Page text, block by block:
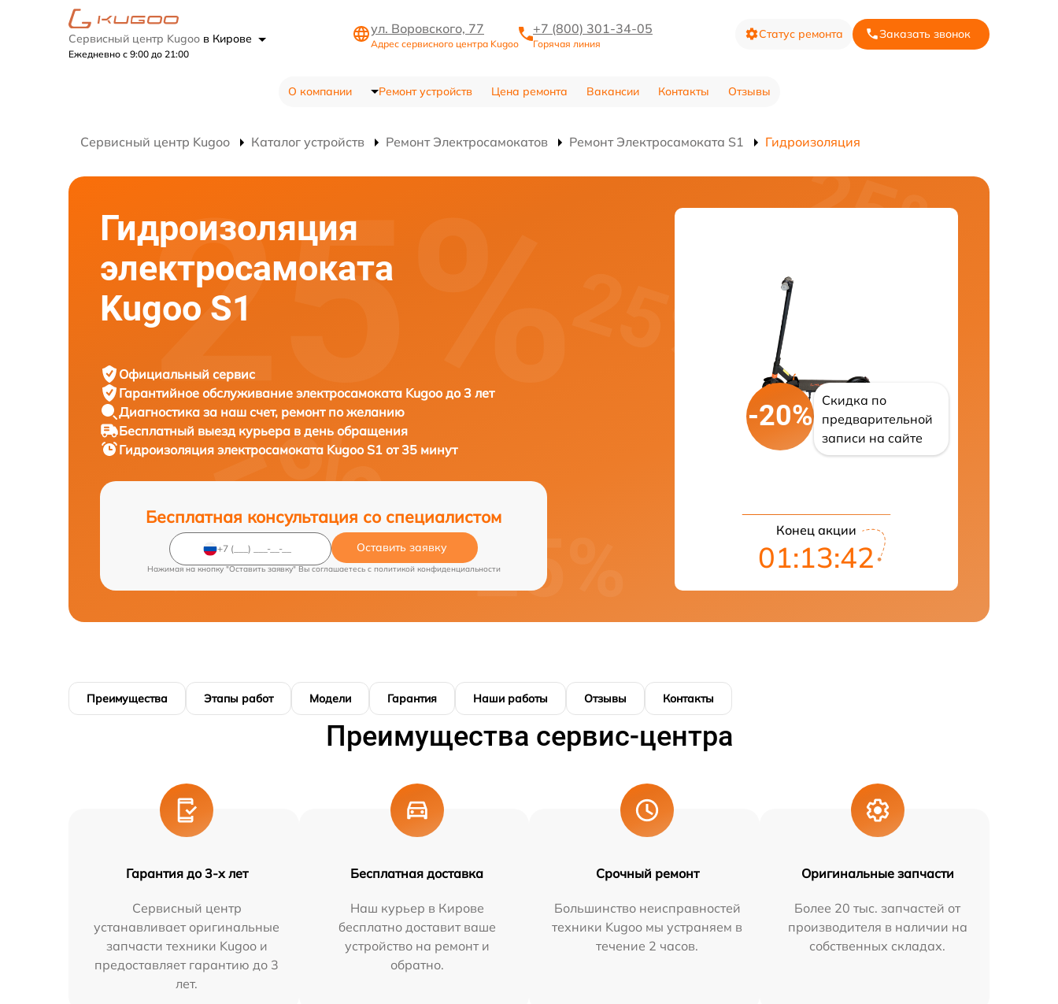
Сервисный центр Kugoo в Кирове
Ежедневно с 9:00 до 21:00
ул. Воровского, 77
Адрес сервисного центра Kugoo
+7 (800) 301-34-05
Горячая линия
Статус ремонта Заказать звонок
О компании Ремонт устройств Цена ремонта Вакансии Контакты Отзывы
Сервисный центр Kugoo Каталог устройств Ремонт Электросамокатов Ремонт Электросамоката S1 Гидроизоляция
Гидроизоляция
электросамоката
Kugoo S1
Официальный сервис
Гарантийное обслуживание электросамоката Kugoo до 3 лет
Диагностика за наш счет, ремонт по желанию
Бесплатный выезд курьера в день обращения
Гидроизоляция электросамоката Kugoo S1 от 35 минут
Бесплатная консультация со специалистом
Оставить заявку
Нажимая на кнопку "Оставить заявку" Вы соглашаетесь c политикой конфиденциальности
-20%
Скидка по
предварительной
записи на сайте
Конец акции
01:13:41
Преимущества Этапы работ Модели Гарантия Наши работы Отзывы Контакты
Преимущества сервис-центра
Гарантия до 3-х лет
Сервисный центр
устанавливает оригинальные
запчасти техники Kugoo и
предоставляет гарантию до 3
лет.
Бесплатная доставка
Наш курьер в Кирове
бесплатно доставит ваше
устройство на ремонт и
обратно.
Срочный ремонт
Большинство неисправностей
техники Kugoo мы устраняем в
течение 2 часов.
Оригинальные запчасти
Более 20 тыс. запчастей от
производителя в наличии на
собственных складах.